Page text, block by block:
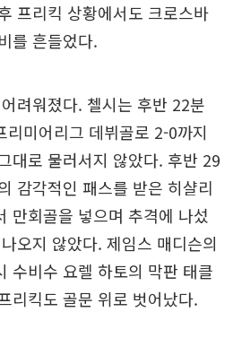
프리킥 상황에서도 크로스바
를 흔들었다.
려워졌다. 첼시는 후반 22분
리미어리그 데뷔골로 2-0까지
대로 물러서지 않았다. 후반 29
감각적인 패스를 받은 히샬리
만회골을 넣으며 추격에 나섰
오지 않았다. 제임스 매디슨의
수비수 요렐 하토의 막판 태클
리킥도 골문 위로 벗어났다.